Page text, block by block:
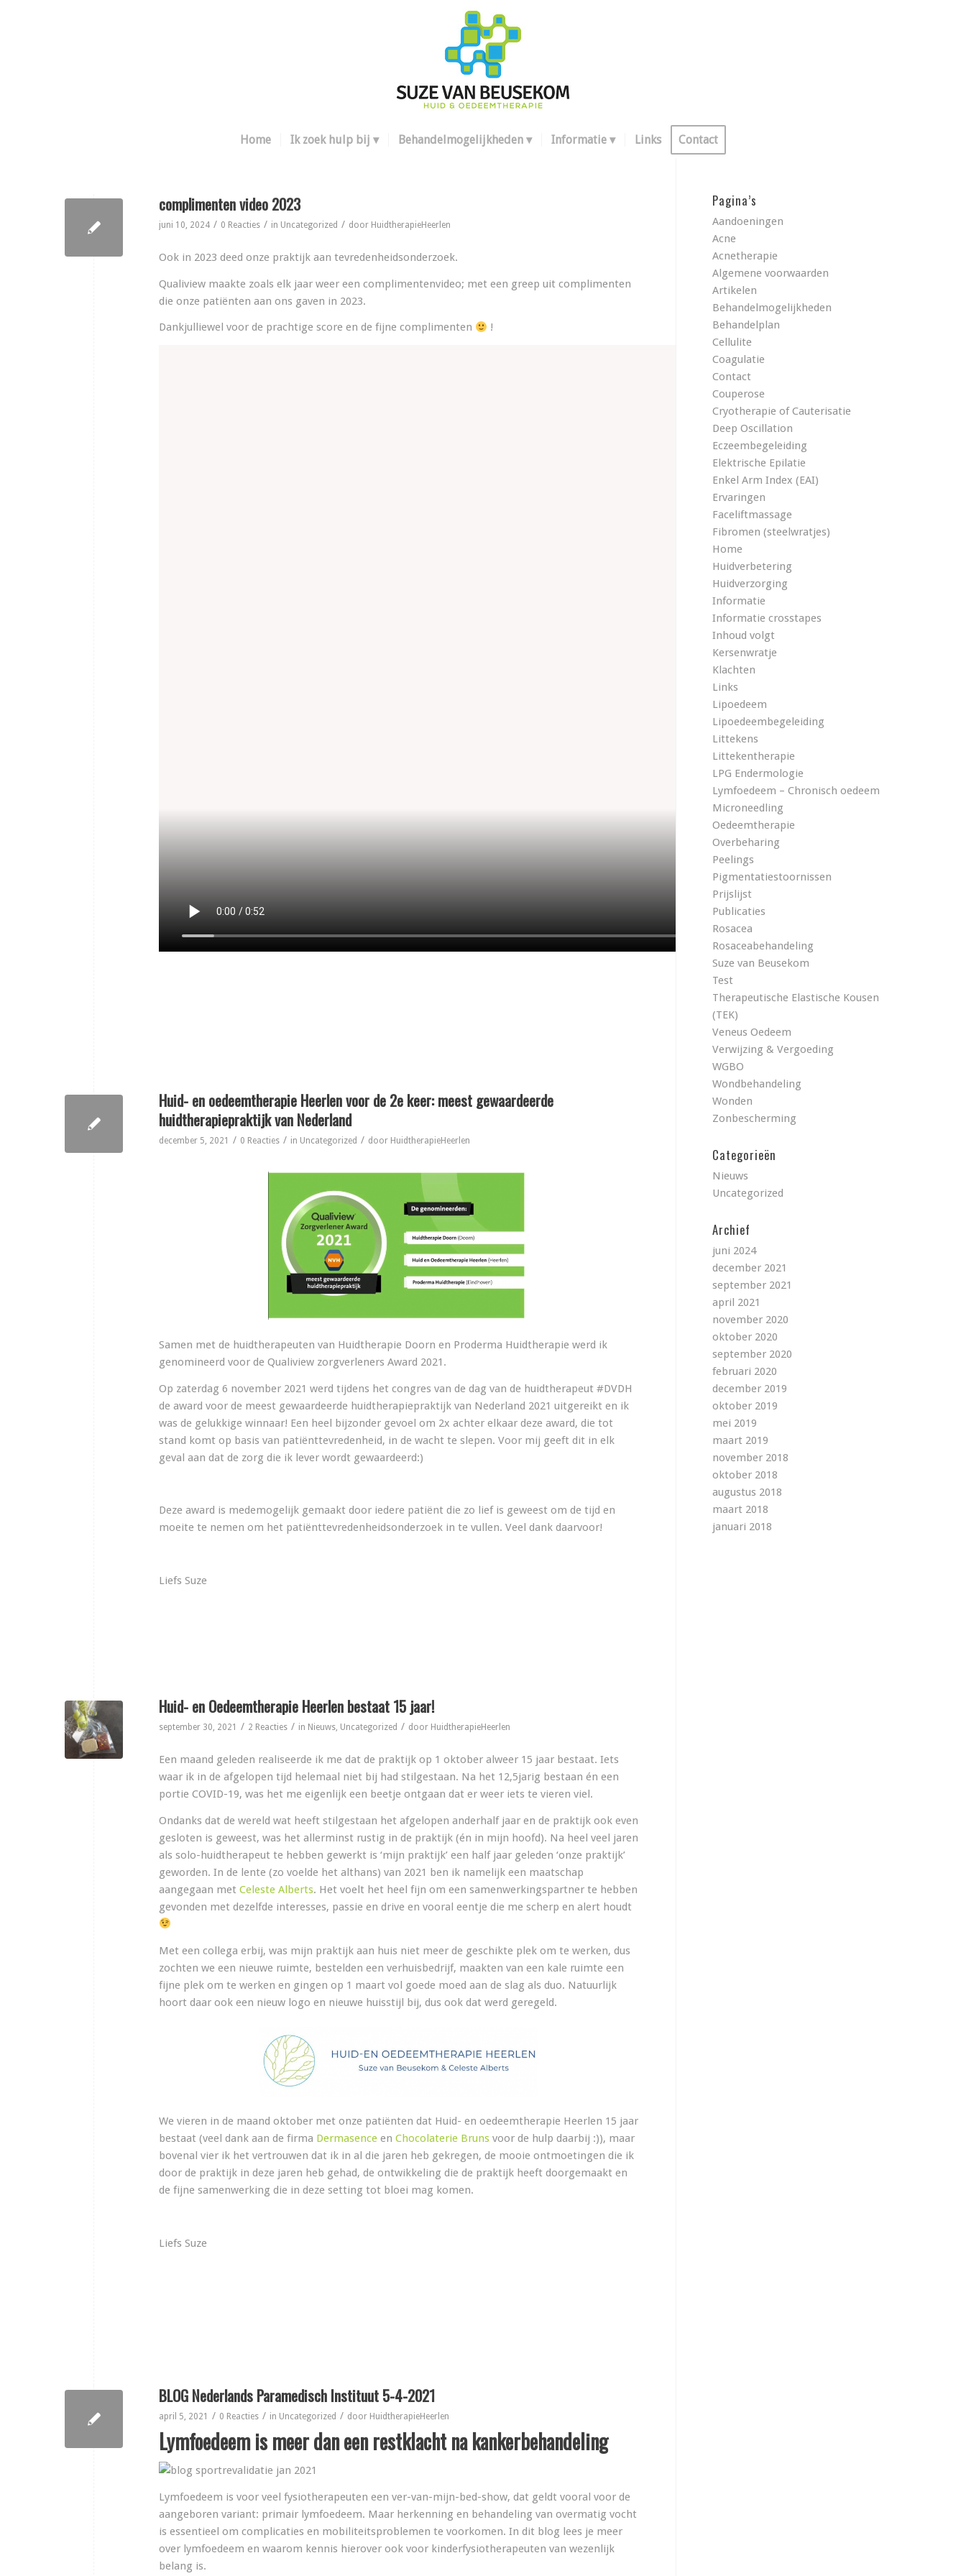
Home Ik zoek hulp bij Behandelmogelijkheden Informatie Links Contact
complimenten video 2023
juni 10, 2024 / 0 Reacties / in Uncategorized / door HuidtherapieHeerlen
Ook in 2023 deed onze praktijk aan tevredenheidsonderzoek.
Qualiview maakte zoals elk jaar weer een complimentenvideo; met een greep uit complimenten
die onze patiënten aan ons gaven in 2023.
Dankjulliewel voor de prachtige score en de fijne complimenten !
Huid- en oedeemtherapie Heerlen voor de 2e keer: meest gewaardeerde
huidtherapiepraktijk van Nederland
december 5, 2021 / 0 Reacties / in Uncategorized / door HuidtherapieHeerlen
Samen met de huidtherapeuten van Huidtherapie Doorn en Proderma Huidtherapie werd ik
genomineerd voor de Qualiview zorgverleners Award 2021.
Op zaterdag 6 november 2021 werd tijdens het congres van de dag van de huidtherapeut #DVDH
de award voor de meest gewaardeerde huidtherapiepraktijk van Nederland 2021 uitgereikt en ik
was de gelukkige winnaar! Een heel bijzonder gevoel om 2x achter elkaar deze award, die tot
stand komt op basis van patiënttevredenheid, in de wacht te slepen. Voor mij geeft dit in elk
geval aan dat de zorg die ik lever wordt gewaardeerd:)
Deze award is medemogelijk gemaakt door iedere patiënt die zo lief is geweest om de tijd en
moeite te nemen om het patiënttevredenheidsonderzoek in te vullen. Veel dank daarvoor!
Liefs Suze
Huid- en Oedeemtherapie Heerlen bestaat 15 jaar!
september 30, 2021 / 2 Reacties / in Nieuws, Uncategorized / door HuidtherapieHeerlen
Een maand geleden realiseerde ik me dat de praktijk op 1 oktober alweer 15 jaar bestaat. Iets
waar ik in de afgelopen tijd helemaal niet bij had stilgestaan. Na het 12,5jarig bestaan én een
portie COVID-19, was het me eigenlijk een beetje ontgaan dat er weer iets te vieren viel.
Ondanks dat de wereld wat heeft stilgestaan het afgelopen anderhalf jaar en de praktijk ook even
gesloten is geweest, was het allerminst rustig in de praktijk (én in mijn hoofd). Na heel veel jaren
als solo-huidtherapeut te hebben gewerkt is ‘mijn praktijk’ een half jaar geleden ‘onze praktijk’
geworden. In de lente (zo voelde het althans) van 2021 ben ik namelijk een maatschap
aangegaan met Celeste Alberts. Het voelt het heel fijn om een samenwerkingspartner te hebben
gevonden met dezelfde interesses, passie en drive en vooral eentje die me scherp en alert houdt
Met een collega erbij, was mijn praktijk aan huis niet meer de geschikte plek om te werken, dus
zochten we een nieuwe ruimte, bestelden een verhuisbedrijf, maakten van een kale ruimte een
fijne plek om te werken en gingen op 1 maart vol goede moed aan de slag als duo. Natuurlijk
hoort daar ook een nieuw logo en nieuwe huisstijl bij, dus ook dat werd geregeld.
We vieren in de maand oktober met onze patiënten dat Huid- en oedeemtherapie Heerlen 15 jaar
bestaat (veel dank aan de firma Dermasence en Chocolaterie Bruns voor de hulp daarbij :)), maar
bovenal vier ik het vertrouwen dat ik in al die jaren heb gekregen, de mooie ontmoetingen die ik
door de praktijk in deze jaren heb gehad, de ontwikkeling die de praktijk heeft doorgemaakt en
de fijne samenwerking die in deze setting tot bloei mag komen.
Liefs Suze
BLOG Nederlands Paramedisch Instituut 5-4-2021
april 5, 2021 / 0 Reacties / in Uncategorized / door HuidtherapieHeerlen
Lymfoedeem is meer dan een restklacht na kankerbehandeling
Lymfoedeem is voor veel fysiotherapeuten een ver-van-mijn-bed-show, dat geldt vooral voor de
aangeboren variant: primair lymfoedeem. Maar herkenning en behandeling van overmatig vocht
is essentieel om complicaties en mobiliteitsproblemen te voorkomen. In dit blog lees je meer
over lymfoedeem en waarom kennis hierover ook voor kinderfysiotherapeuten van wezenlijk
belang is.
Pagina’s
Aandoeningen
Acne
Acnetherapie
Algemene voorwaarden
Artikelen
Behandelmogelijkheden
Behandelplan
Cellulite
Coagulatie
Contact
Couperose
Cryotherapie of Cauterisatie
Deep Oscillation
Eczeembegeleiding
Elektrische Epilatie
Enkel Arm Index (EAI)
Ervaringen
Faceliftmassage
Fibromen (steelwratjes)
Home
Huidverbetering
Huidverzorging
Informatie
Informatie crosstapes
Inhoud volgt
Kersenwratje
Klachten
Links
Lipoedeem
Lipoedeembegeleiding
Littekens
Littekentherapie
LPG Endermologie
Lymfoedeem – Chronisch oedeem
Microneedling
Oedeemtherapie
Overbeharing
Peelings
Pigmentatiestoornissen
Prijslijst
Publicaties
Rosacea
Rosaceabehandeling
Suze van Beusekom
Test
Therapeutische Elastische Kousen
(TEK)
Veneus Oedeem
Verwijzing & Vergoeding
WGBO
Wondbehandeling
Wonden
Zonbescherming
Categorieën
Nieuws
Uncategorized
Archief
juni 2024
december 2021
september 2021
april 2021
november 2020
oktober 2020
september 2020
februari 2020
december 2019
oktober 2019
mei 2019
maart 2019
november 2018
oktober 2018
augustus 2018
maart 2018
januari 2018